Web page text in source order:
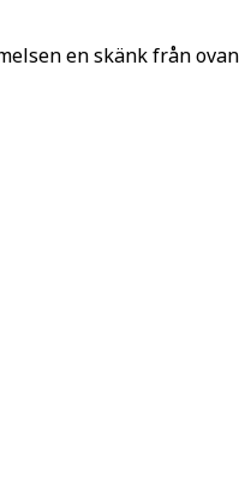
en skänk från